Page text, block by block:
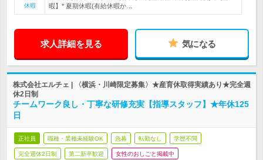
休暇
暇】* 夏期休暇(有給休暇か…
求人詳細を見る 気になる
株式会社エルチェ | 〈横浜・川崎限定募集〉★産育休取得実績あり★完全週
休2日制
チームワーク良し・丁寧な研修充実【指導スタッフ】★年休125
日
正社員 職種・業種未経験OK 急募 転勤なし 学歴不問
完全週休2日制 第二新卒歓迎 女性のおしごと掲載中